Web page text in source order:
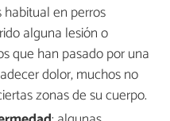
habitual en perros
alguna lesión o
que han pasado por una
dolor, muchos no
zonas de su cuerpo.